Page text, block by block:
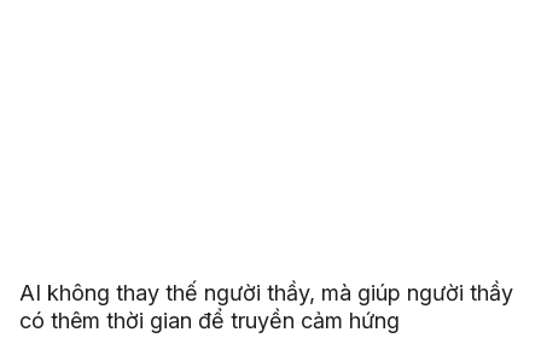
AI không thay thế người thầy, mà giúp người thầy
có thêm thời gian để truyền cảm hứng